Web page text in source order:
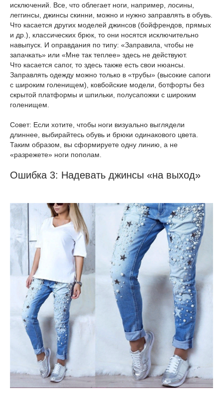
исключений. Все, что облегает ноги, например, лосины,
леггинсы, джинсы скинни, можно и нужно заправлять в обувь.
Что касается других моделей джинсов (бойфрендов, прямых
и др.), классических брюк, то они носятся исключительно
навыпуск. И оправдания по типу: «Заправила, чтобы не
запачкать» или «Мне так теплее» здесь не действуют.
Что касается сапог, то здесь также есть свои нюансы.
Заправлять одежду можно только в «трубы» (высокие сапоги
с широким голенищем), ковбойские модели, ботфорты без
скрытой платформы и шпильки, полусапожки с широким
голенищем.
Совет: Если хотите, чтобы ноги визуально выглядели
длиннее, выбирайтесь обувь и брюки одинакового цвета.
Таким образом, вы сформируете одну линию, а не
«разрежете» ноги пополам.
Ошибка 3: Надевать джинсы «на выход»